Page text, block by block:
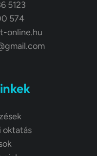
5123
574
online.hu
oktatás